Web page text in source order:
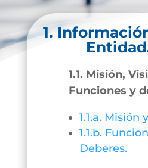
1.
1.1. Misión,
Funciones y
1.1.a. Misión
1.1.b.
Deberes.